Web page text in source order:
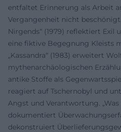
entfaltet Erinnerung als Arbeit
Vergangenheit nicht
Nirgends“ (1979) reflektiert Exil
eine fiktive Begegnung Kleists
„Kassandra“ (1983) erweitert
mythenarchäologischen
antike Stoffe als
reagiert auf Tschernobyl und
Angst und Verantwortung. „Was
dokumentiert
dekonstruiert